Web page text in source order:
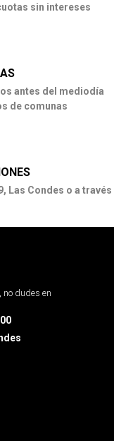
sin intereses
antes del mediodía
de comunas
Las Condes o a través
dudes en